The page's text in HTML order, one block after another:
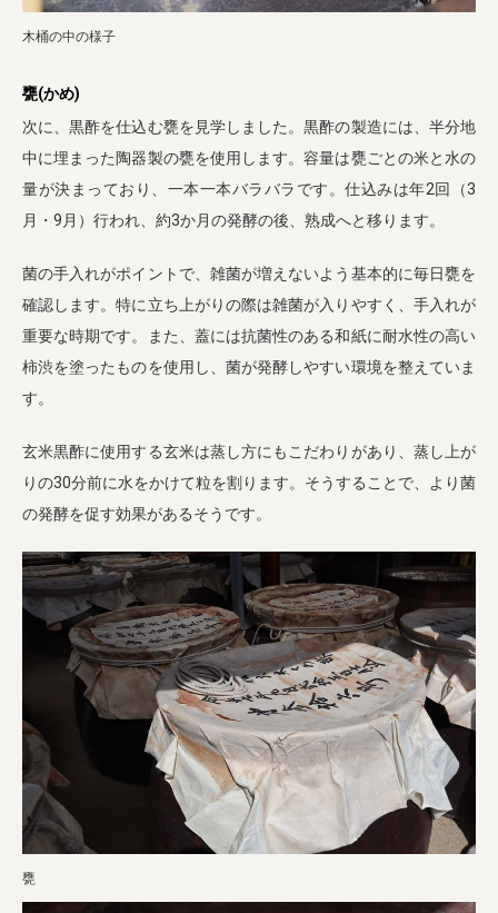
木桶の中の様子
甕(かめ)
次に、黒酢を仕込む甕を見学しました。黒酢の製造には、半分地
中に埋まった陶器製の甕を使用します。容量は甕ごとの米と水の
量が決まっており、一本一本バラバラです。仕込みは年2回（3
月・9月）行われ、約3か月の発酵の後、熟成へと移ります。
菌の手入れがポイントで、雑菌が増えないよう基本的に毎日甕を
確認します。特に立ち上がりの際は雑菌が入りやすく、手入れが
重要な時期です。また、蓋には抗菌性のある和紙に耐水性の高い
柿渋を塗ったものを使用し、菌が発酵しやすい環境を整えていま
す。
玄米黒酢に使用する玄米は蒸し方にもこだわりがあり、蒸し上が
りの30分前に水をかけて粒を割ります。そうすることで、より菌
の発酵を促す効果があるそうです。
甕